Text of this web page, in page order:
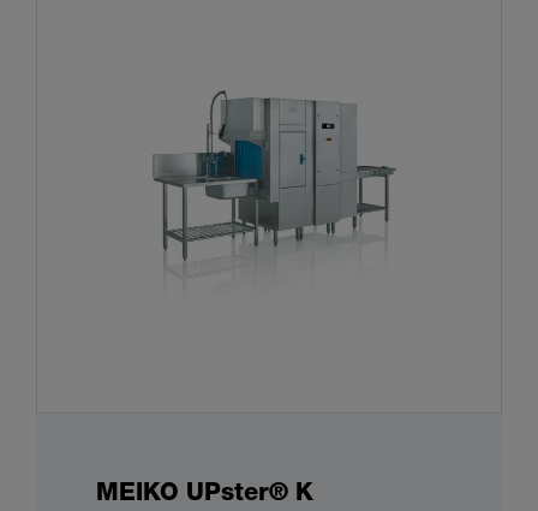
MEIKO UPster® K